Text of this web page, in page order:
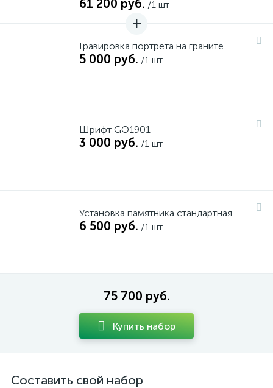
61 200 руб. /1 шт
Гравировка портрета на граните
5 000 руб. /1 шт
Шрифт GO1901
3 000 руб. /1 шт
Установка памятника стандартная
6 500 руб. /1 шт
75 700 руб.
Купить набор
Составить свой набор